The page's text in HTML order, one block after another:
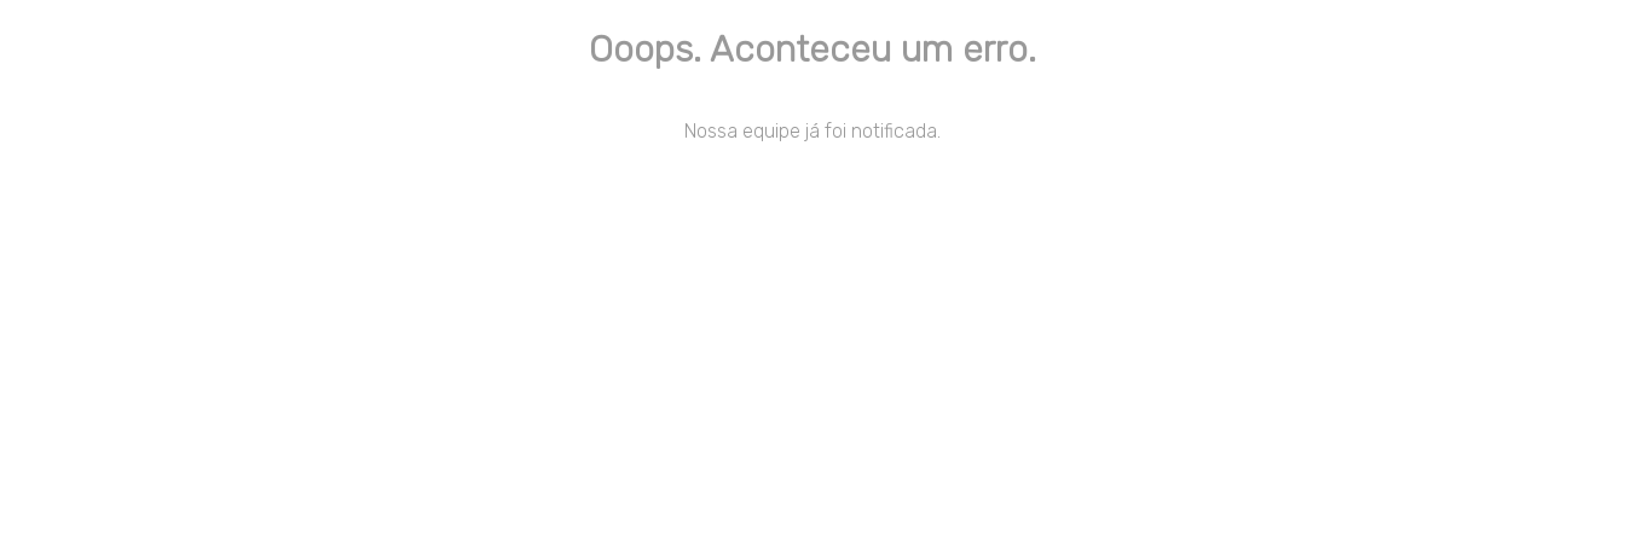
Ooops. Aconteceu um erro.
Nossa equipe já foi notificada.